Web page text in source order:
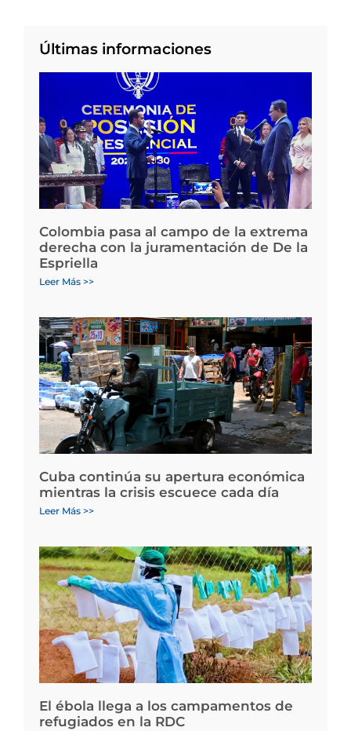
Últimas informaciones
Colombia pasa al campo de la extrema
derecha con la juramentación de De la
Espriella
Leer Más >>
Cuba continúa su apertura económica
mientras la crisis escuece cada día
Leer Más >>
El ébola llega a los campamentos de
refugiados en la RDC